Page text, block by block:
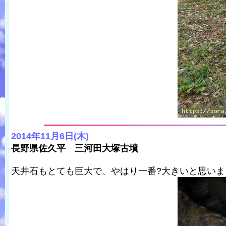
2014年11月6日(木)
長野県佐久平 三河田大塚古墳
天井石もとても巨大で、やはり一番?大きいと思い